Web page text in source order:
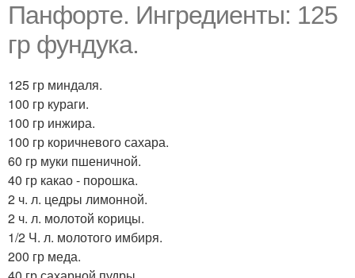
Панфорте. Ингредиенты: 125
гр фундука.
125 гр миндаля.
100 гр кураги.
100 гр инжира.
100 гр коричневого сахара.
60 гр муки пшеничной.
40 гр какао - порошка.
2 ч. л. цедры лимонной.
2 ч. л. молотой корицы.
1/2 Ч. л. молотого имбиря.
200 гр меда.